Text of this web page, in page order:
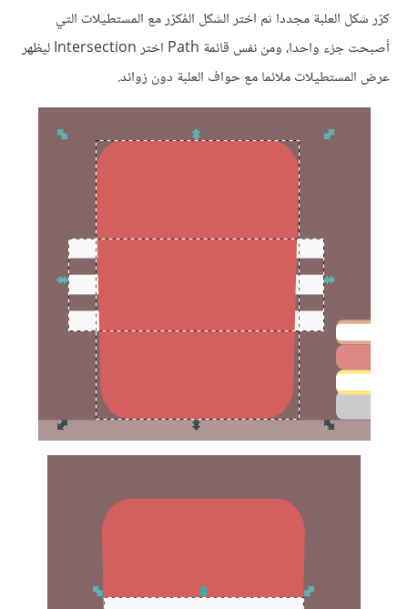
كرّر شكل العلبة مجددا ثم اختر الشكل المُكرّر مع المستطيلات التي
أصبحت جزء واحدا، ومن نفس قائمة Path اختر Intersection ليظهر
عرض المستطيلات ملائما مع حواف العلبة دون زوائد.